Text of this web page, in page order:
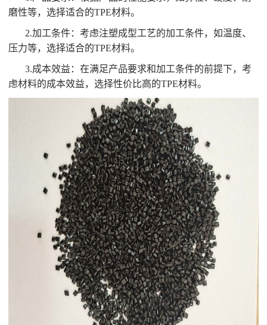
磨性等，选择适合的TPE材料。
2.加工条件：考虑注塑成型工艺的加工条件，如温度、
压力等，选择适合的TPE材料。
3.成本效益：在满足产品要求和加工条件的前提下，考
虑材料的成本效益，选择性价比高的TPE材料。